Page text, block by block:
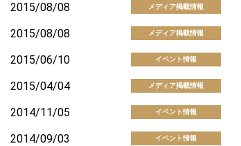
2015/08/08
メディア掲載情報
2015/08/08
メディア掲載情報
2015/06/10
イベント情報
2015/04/04
メディア掲載情報
2014/11/05
イベント情報
2014/09/03
イベント情報